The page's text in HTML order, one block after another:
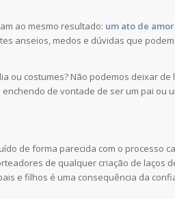
ao mesmo resultado: um ato de amor
anseios, medos e dúvidas que
ou costumes? Não podemos deixar
de vontade de ser um pai ou
de forma parecida com o processo
de qualquer criação de laços
e filhos é uma consequência da